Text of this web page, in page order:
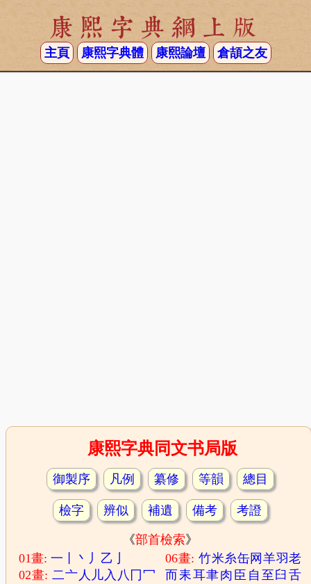
康熙字典網上版
主頁 康熙字典體 康熙論壇 倉頡之友
康熙字典同文书局版
御製序 凡例 纂修 等韻 總目
檢字 辨似 補遺 備考 考證
《部首檢索》
01畫:一 丶 丿 乙
02畫:二亠 人 儿入 八 冂冖
06畫: 竹米糸缶网 羊羽老
而耒耳聿肉 臣 自 至 臼舌